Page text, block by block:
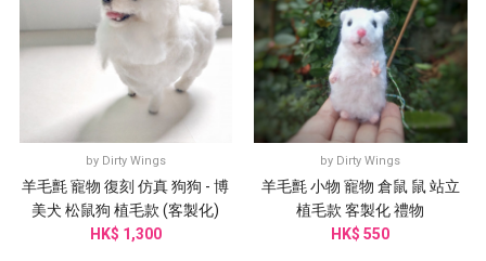
by Dirty Wings
羊毛氈 寵物 復刻 仿真 狗狗 - 博
美犬 松鼠狗 植毛款 (客製化)
HK$ 1,300
by Dirty Wings
羊毛氈 小物 寵物 倉鼠 鼠 站立
植毛款 客製化 禮物
HK$ 550